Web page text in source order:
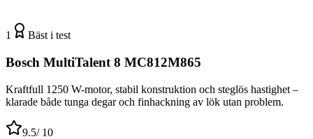
1 Bäst i test
Bosch MultiTalent 8 MC812M865
Kraftfull 1250 W-motor, stabil konstruktion och steglös hastighet –
klarade både tunga degar och finhackning av lök utan problem.
9.5/ 10